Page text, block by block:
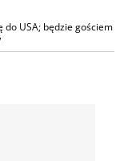
do USA; będzie gościem